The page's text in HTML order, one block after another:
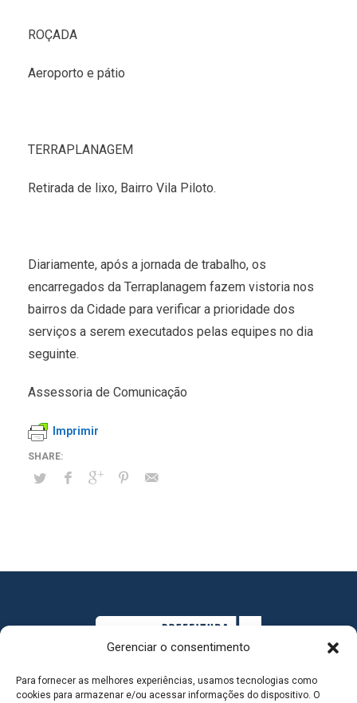
Gerenciar o consentimento
Para fornecer as melhores experiências, usamos tecnologias como
cookies para armazenar e/ou acessar informações do dispositivo. O
ROÇADA
Aeroporto e pátio
TERRAPLANAGEM
Retirada de lixo, Bairro Vila Piloto.
Diariamente, após a jornada de trabalho, os
encarregados da Terraplanagem fazem vistoria nos
bairros da Cidade para verificar a prioridade dos
serviços a serem executados pelas equipes no dia
seguinte.
Assessoria de Comunicação
Imprimir